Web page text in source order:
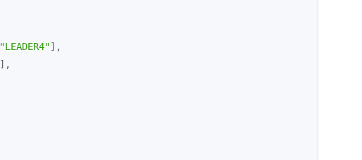
"LEADER4"] ,
] ,